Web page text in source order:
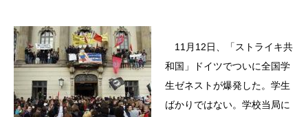
11月12日、「ストライキ共
和国」ドイツでついに全国学
生ゼネストが爆発した。学生
ばかりではない。学校当局に